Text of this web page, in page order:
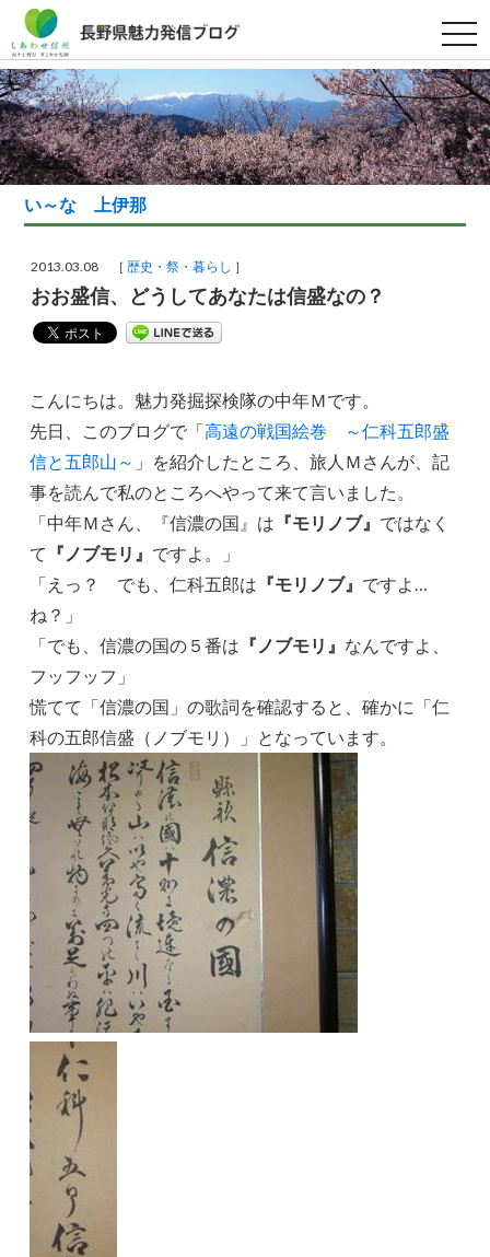
t
o
g
g
l
e
n
a
v
i
t
い～な 上伊那
2013.03.08 ［ 歴史・祭・暮らし ］
おお盛信、どうしてあなたは信盛なの？
こんにちは。魅力発掘探検隊の中年Ｍです。
先日、このブログで「高遠の戦国絵巻 ～仁科五郎盛
信と五郎山～ 」を紹介したところ、旅人Ｍさんが、記
事を読んで私のところへやって来て言いました。
「中年Ｍさん、『信濃の国』は 『モリノブ』 ではなく
て 『ノブモリ』 ですよ。」
「えっ？ でも、仁科五郎は 『モリノブ』 ですよ…
ね？」
「でも、信濃の国の５番は 『ノブモリ』 なんですよ、
フッフッフ」
慌てて「信濃の国」の歌詞を確認すると、確かに「仁
科の五郎信盛（ノブモリ）」となっています。